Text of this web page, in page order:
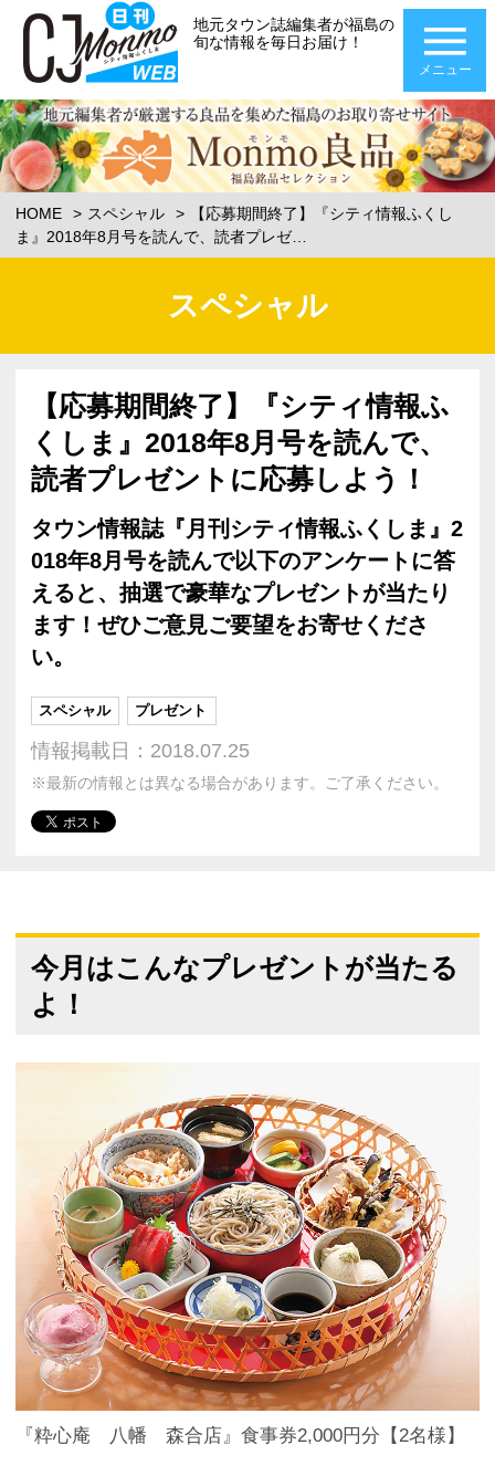
地元タウン誌編集者が福島の
旬な情報を毎日お届け！
メニュー
HOME スペシャル
【応募期間終了】『シティ情報ふくし
ま』2018年8月号を読んで、読者プレゼ…
スペシャル
【応募期間終了】『シティ情報ふ
くしま』2018年8月号を読んで、
読者プレゼントに応募しよう！
タウン情報誌『月刊シティ情報ふくしま』2
018年8月号を読んで以下のアンケートに答
えると、抽選で豪華なプレゼントが当たり
ます！ぜひご意見ご要望をお寄せくださ
い。
スペシャル プレゼント
情報掲載日：2018.07.25
※最新の情報とは異なる場合があります。ご了承ください。
今月はこんなプレゼントが当たる
よ！
『粋心庵 八幡 森合店』食事券2,000円分【2名様】